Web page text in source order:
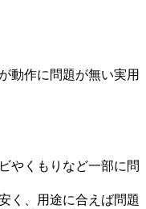
動作に問題が無い実用
やくもりなど一部に問
く、用途に合えば問題